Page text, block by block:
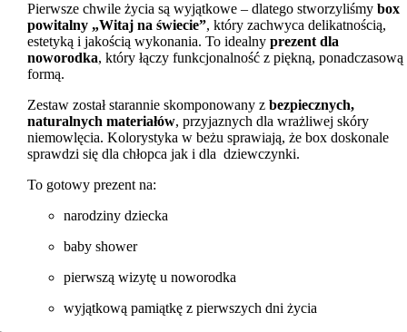
Pierwsze chwile życia są wyjątkowe – dlatego stworzyliśmybox
powitalny „Witaj na świecie”, który zachwyca delikatnością,
estetyką i jakością wykonania. To idealnyprezent dla
noworodka, który łączy funkcjonalność z piękną, ponadczasową
formą.
Zestaw został starannie skomponowany zbezpiecznych,
naturalnych materiałów, przyjaznych dla wrażliwej skóry
niemowlęcia. Kolorystyka w beżu sprawiają, że box doskonale
sprawdzi się dla chłopca jak i dla dziewczynki.
To gotowy prezent na:
narodziny dziecka
baby shower
pierwszą wizytę u noworodka
wyjątkową pamiątkę z pierwszych dni życia